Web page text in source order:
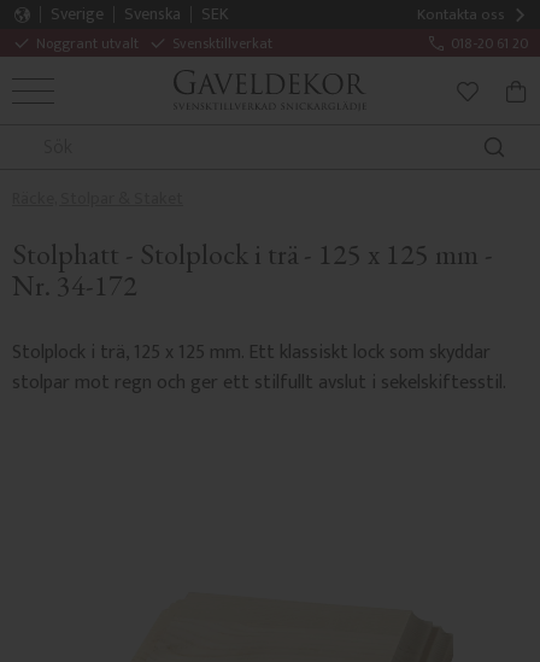
Kontakta oss
Noggrant utvalt Svensktillverkat 018-20 61 20
Sverige Svenska
SEK
MENY
Stolphatt - Stolplock i trä - 125 x 125 mm -
Nr. 34-172
Stolplock i trä, 125 x 125 mm. Ett klassiskt lock som skyddar
stolpar mot regn och ger ett stilfullt avslut i sekelskiftesstil.